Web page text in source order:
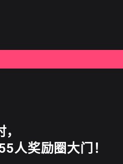
人奖励圈大门！